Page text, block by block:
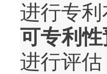
进行专
可专利
进行评